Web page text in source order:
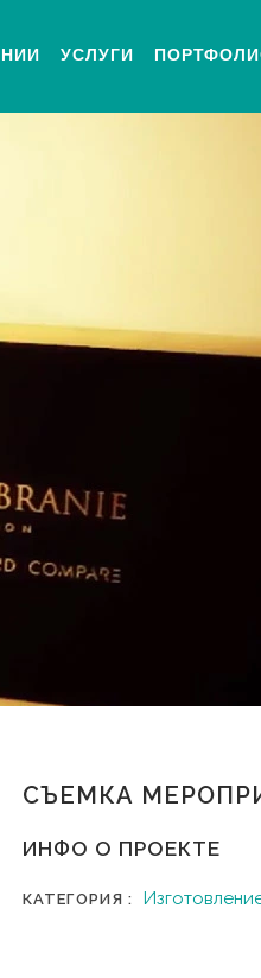
УСЛУГИ
СЪЕМКА
ИНФО О ПРОЕКТЕ
КАТЕГОРИЯ :